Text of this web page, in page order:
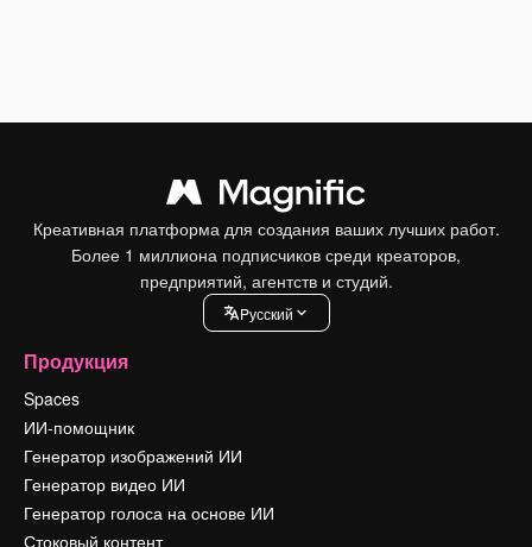
Креативная платформа для создания ваших лучших работ.
Более 1 миллиона подписчиков среди креаторов,
предприятий, агентств и студий.
Pусский
Продукция
Spaces
ИИ-помощник
Генератор изображений ИИ
Генератор видео ИИ
Генератор голоса на основе ИИ
Стоковый контент